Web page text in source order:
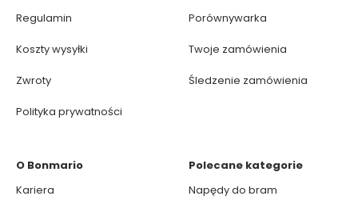
Regulamin
Koszty wysyłki
Zwroty
Polityka prywatności
Porównywarka
Twoje zamówienia
Śledzenie zamówienia
O Bonmario
Kariera
Polecane kategorie
Napędy do bram